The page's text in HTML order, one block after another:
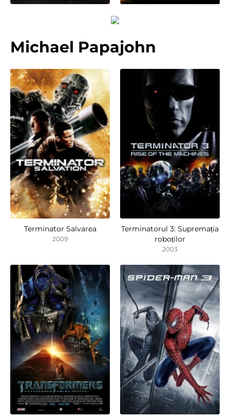
Michael Papajohn
Terminator Salvarea
2009
Terminatorul 3: Supremația
roboților
2003